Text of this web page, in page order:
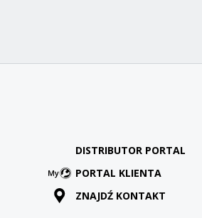
DISTRIBUTOR PORTAL
PORTAL KLIENTA
ZNAJDŹ KONTAKT